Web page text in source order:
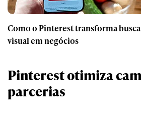
Como o Pinterest transforma busca
visual em negócios
Pinterest otimiza
parcerias